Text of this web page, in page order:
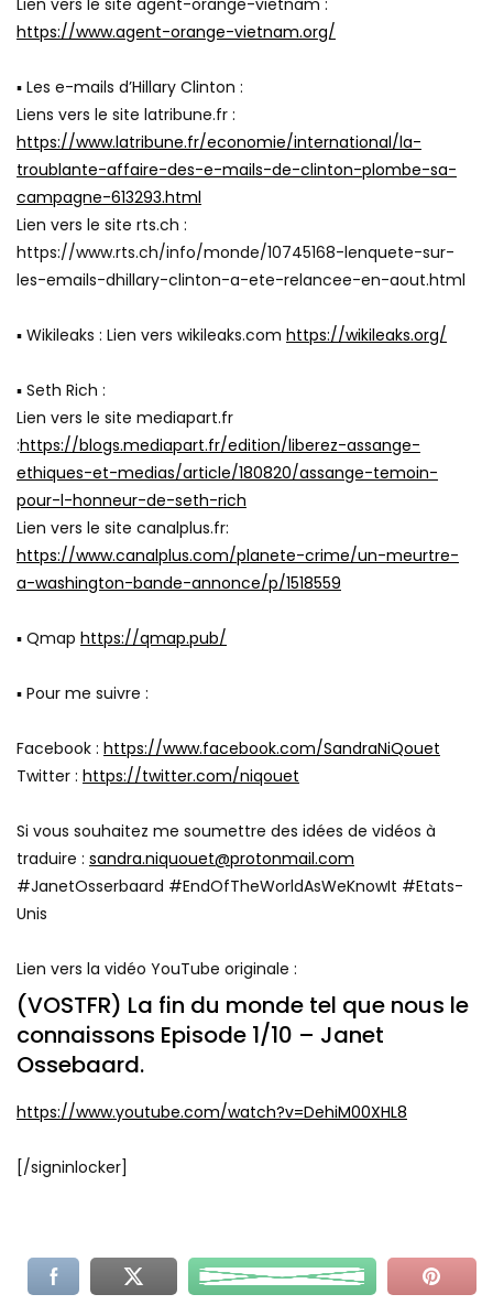
Lien vers le site agent-orange-vietnam :
https://www.agent-orange-vietnam.org/
▪ Les e-mails d’Hillary Clinton :
Liens vers le site latribune.fr :
https://www.latribune.fr/economie/international/la-
troublante-affaire-des-e-mails-de-clinton-plombe-sa-
campagne-613293.html
Lien vers le site rts.ch :
https://www.rts.ch/info/monde/10745168-lenquete-sur-
les-emails-dhillary-clinton-a-ete-relancee-en-aout.html
▪ Wikileaks : Lien vers wikileaks.com https://wikileaks.org/
▪ Seth Rich :
Lien vers le site mediapart.fr
:https://blogs.mediapart.fr/edition/liberez-assange-
ethiques-et-medias/article/180820/assange-temoin-
pour-l-honneur-de-seth-rich
Lien vers le site canalplus.fr:
https://www.canalplus.com/planete-crime/un-meurtre-
a-washington-bande-annonce/p/1518559
▪ Qmap https://qmap.pub/
▪ Pour me suivre :
Facebook : https://www.facebook.com/SandraNiQouet
Twitter : https://twitter.com/niqouet
Si vous souhaitez me soumettre des idées de vidéos à
traduire : sandra.niquouet@protonmail.com
#JanetOsserbaard #EndOfTheWorldAsWeKnowIt #Etats-
Unis
Lien vers la vidéo YouTube originale :
(VOSTFR) La fin du monde tel que nous le
connaissons Episode 1/10 – Janet
Ossebaard.
https://www.youtube.com/watch?v=DehiM00XHL8
[/signinlocker]